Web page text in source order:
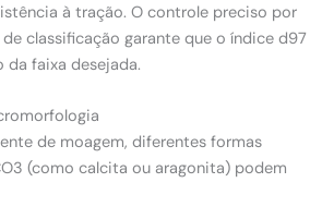
à tração. O controle preciso por
classificação garante que o índice d97
da faixa desejada.
de moagem, diferentes formas
(como calcita ou aragonita) podem